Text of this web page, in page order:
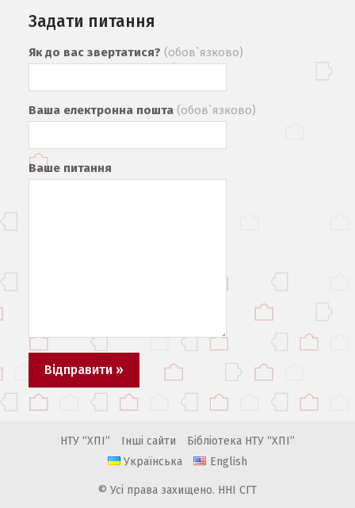
Задати питання
Як до вас звертатися? (обов`язково)
Ваша електронна пошта (обов`язково)
Ваше питання
НТУ “ХПІ” Інші сайти
Бібліотека НТУ “ХПІ”
Українська
English
© Усі права захищено. ННІ СГТ